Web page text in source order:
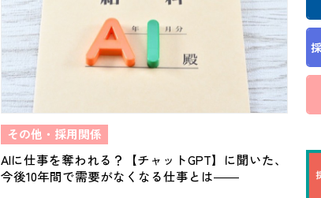
その他・採用関係
AIに仕事を奪われる？【チャットGPT】に聞いた、
今後10年間で需要がなくなる仕事とは――